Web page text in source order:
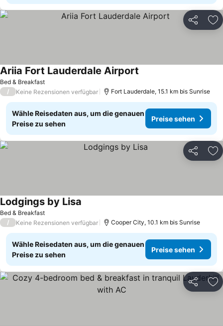
Teilen
Bed & Breakfast
Ariia Fort Lauderdale Airport
/ Keine Rezensionen verfügbar Fort Lauderdale, 15.1 km bis Sunrise
Wähle Reisedaten aus, um die genauen
Preise zu sehen
Preise sehen
Teilen
Bed & Breakfast
Lodgings by Lisa
/ Keine Rezensionen verfügbar Cooper City, 10.1 km bis Sunrise
Wähle Reisedaten aus, um die genauen
Preise zu sehen
Preise sehen
Teilen